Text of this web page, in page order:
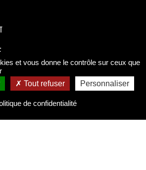
et vous donne le contrôle sur ceux que
Tout refuser Personnaliser
de confidentialité